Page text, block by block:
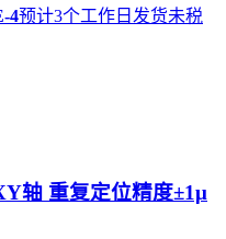
4预计3个工作日发货未税
轴 重复定位精度±1μ